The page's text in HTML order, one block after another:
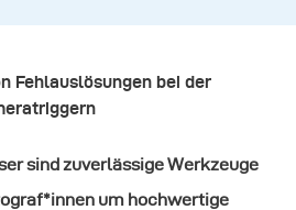
Fehlauslösungen bei der
sind zuverlässige Werkzeuge
um hochwertige